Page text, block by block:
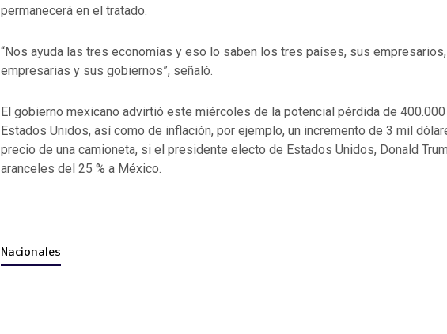
permanecerá en el tratado.
“Nos ayuda las tres economías y eso lo saben los tres países, sus
empresarias y sus gobiernos”, señaló.
El gobierno mexicano advirtió este miércoles de la potencial pérdida de
Estados Unidos, así como de inflación, por ejemplo, un incremento de 3 mil
precio de una camioneta, si el presidente electo de Estados Unidos, Donald
aranceles del 25 % a México.
Nacionales